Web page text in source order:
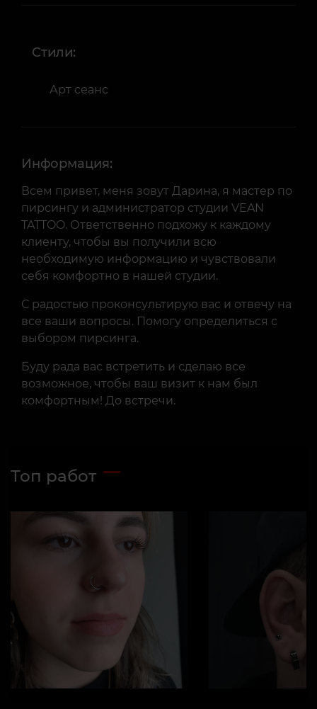
Стили:
Арт сеанс
Информация:
Всем привет, меня зовут Дарина, я мастер по
пирсингу и администратор студии VEAN
TATTOO. Ответственно подхожу к каждому
клиенту, чтобы вы получили всю
необходимую информацию и чувствовали
себя комфортно в нашей студии.
С радостью проконсультирую вас и отвечу на
все ваши вопросы. Помогу определиться с
выбором пирсинга.
Буду рада вас встретить и сделаю все
возможное, чтобы ваш визит к нам был
комфортным! До встречи.
Топ работ